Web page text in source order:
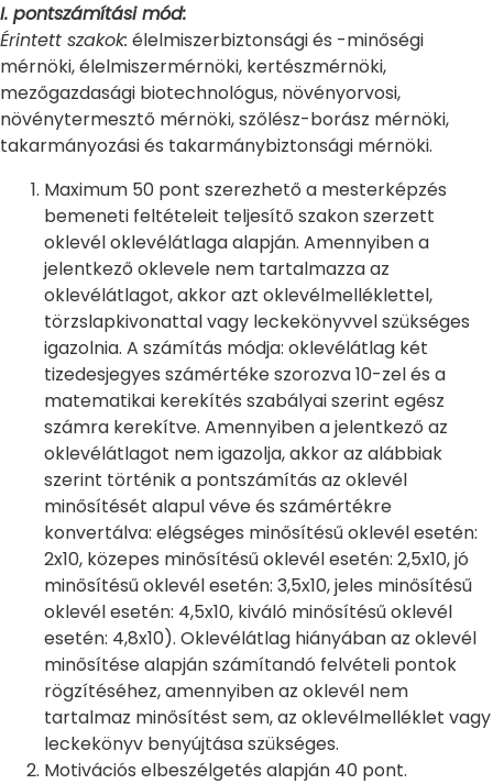
I. pontszámítási mód:
Érintett szakok: élelmiszerbiztonsági és -minőségi
mérnöki, élelmiszermérnöki, kertészmérnöki,
mezőgazdasági biotechnológus, növényorvosi,
növénytermesztő mérnöki, szőlész-borász mérnöki,
takarmányozási és takarmánybiztonsági mérnöki.
Maximum 50 pont szerezhető a mesterképzés
bemeneti feltételeit teljesítő szakon szerzett
oklevél oklevélátlaga alapján. Amennyiben a
jelentkező oklevele nem tartalmazza az
oklevélátlagot, akkor azt oklevélmelléklettel,
törzslapkivonattal vagy leckekönyvvel szükséges
igazolnia. A számítás módja: oklevélátlag két
tizedesjegyes számértéke szorozva 10-zel és a
matematikai kerekítés szabályai szerint egész
számra kerekítve. Amennyiben a jelentkező az
oklevélátlagot nem igazolja, akkor az alábbiak
szerint történik a pontszámítás az oklevél
minősítését alapul véve és számértékre
konvertálva: elégséges minősítésű oklevél esetén:
2x10, közepes minősítésű oklevél esetén: 2,5x10, jó
minősítésű oklevél esetén: 3,5x10, jeles minősítésű
oklevél esetén: 4,5x10, kiváló minősítésű oklevél
esetén: 4,8x10). Oklevélátlag hiányában az oklevél
minősítése alapján számítandó felvételi pontok
rögzítéséhez, amennyiben az oklevél nem
tartalmaz minősítést sem, az oklevélmelléklet vagy
leckekönyv benyújtása szükséges.
Motivációs elbeszélgetés alapján 40 pont.